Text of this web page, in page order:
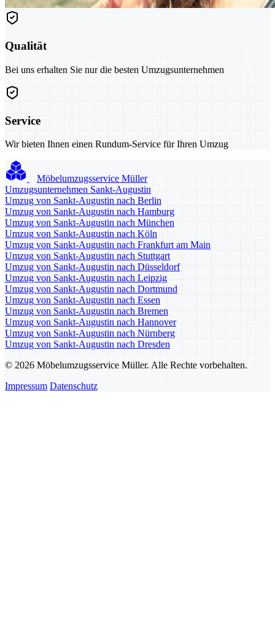
Qualität
Bei uns erhalten Sie nur die besten Umzugsunternehmen
Service
Wir bieten Ihnen einen Rundum-Service für Ihren Umzug
Möbelumzugsservice Müller
Umzugsunternehmen Sankt-Augustin
Umzug von Sankt-Augustin nach Berlin
Umzug von Sankt-Augustin nach Hamburg
Umzug von Sankt-Augustin nach München
Umzug von Sankt-Augustin nach Köln
Umzug von Sankt-Augustin nach Frankfurt am Main
Umzug von Sankt-Augustin nach Stuttgart
Umzug von Sankt-Augustin nach Düsseldorf
Umzug von Sankt-Augustin nach Leipzig
Umzug von Sankt-Augustin nach Dortmund
Umzug von Sankt-Augustin nach Essen
Umzug von Sankt-Augustin nach Bremen
Umzug von Sankt-Augustin nach Hannover
Umzug von Sankt-Augustin nach Nürnberg
Umzug von Sankt-Augustin nach Dresden
© 2026 Möbelumzugsservice Müller. Alle Rechte vorbehalten.
Impressum Datenschutz